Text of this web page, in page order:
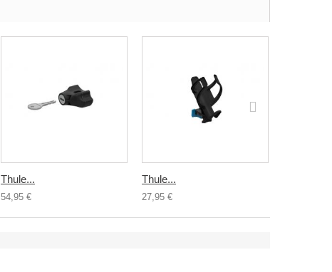
Thule...
54,95 €
Thule...
27,95 €